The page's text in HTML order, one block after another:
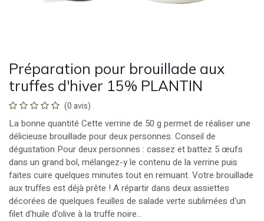
Préparation pour brouillade aux
truffes d'hiver 15% PLANTIN
(0 avis)
La bonne quantité Cette verrine de 50 g permet de réaliser une
délicieuse brouillade pour deux personnes. Conseil de
dégustation Pour deux personnes : cassez et battez 5 œufs
dans un grand bol, mélangez-y le contenu de la verrine puis
faites cuire quelques minutes tout en remuant. Votre brouillade
aux truffes est déjà prête ! A répartir dans deux assiettes
décorées de quelques feuilles de salade verte sublimées d'un
filet d'huile d'olive à la truffe noire...